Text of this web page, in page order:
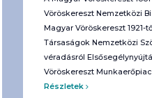
Vöröskereszt Nemzetközi
Magyar Vöröskereszt 1921-
Társaságok Nemzetközi
véradásról
Vöröskereszt
Részletek